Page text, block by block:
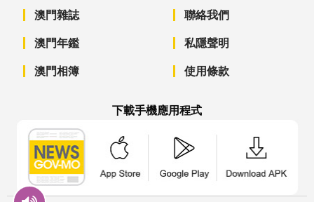
澳門雜誌
澳門年鑑
澳門相簿
聯絡我們
私隱聲明
使用條款
下載手機應用程式